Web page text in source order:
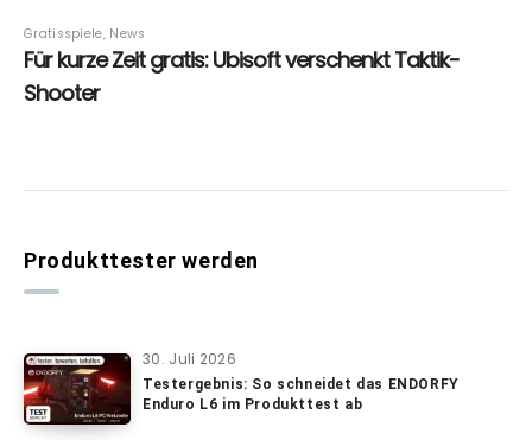
Produkttester werden
30. Juli 2026
Testergebnis: So schneidet das ENDORFY
Enduro L6 im Produkttest ab